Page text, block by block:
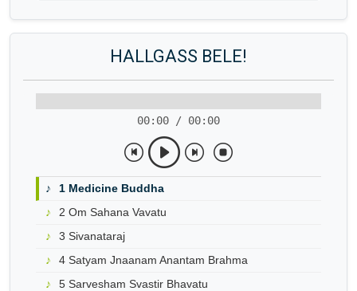
HALLGASS BELE!
00:00 / 00:00
1 Medicine Buddha
2 Om Sahana Vavatu
3 Sivanataraj
4 Satyam Jnaanam Anantam Brahma
5 Sarvesham Svastir Bhavatu